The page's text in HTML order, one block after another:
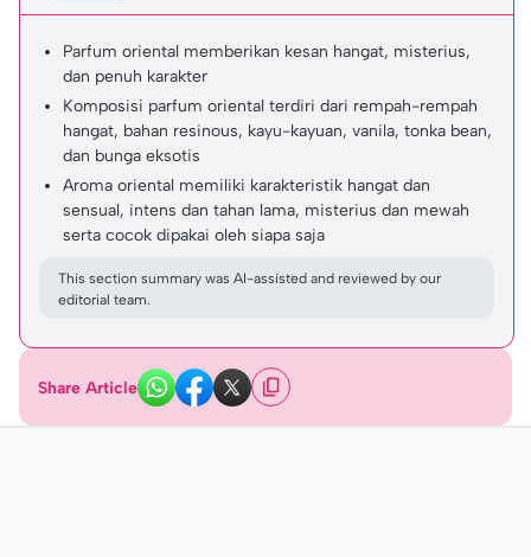
Parfum oriental memberikan kesan hangat, misterius,
dan penuh karakter
Komposisi parfum oriental terdiri dari rempah-rempah
hangat, bahan resinous, kayu-kayuan, vanila, tonka bean,
dan bunga eksotis
Aroma oriental memiliki karakteristik hangat dan
sensual, intens dan tahan lama, misterius dan mewah
serta cocok dipakai oleh siapa saja
This section summary was AI-assisted and reviewed by our
editorial team.
Share Article